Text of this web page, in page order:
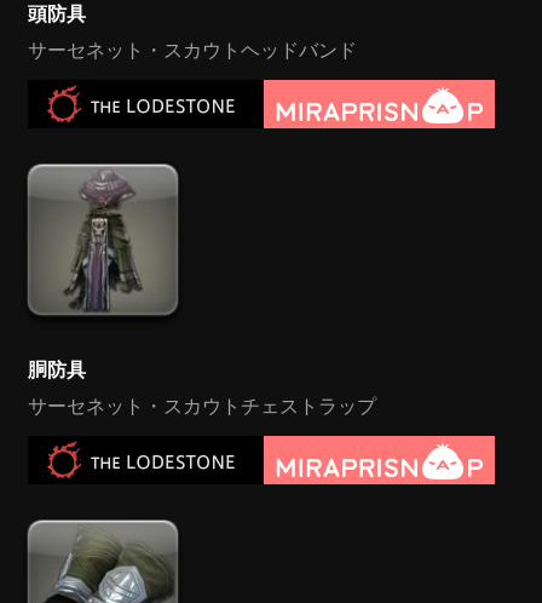
頭防具
サーセネット・スカウトヘッドバンド
胴防具
サーセネット・スカウトチェストラップ